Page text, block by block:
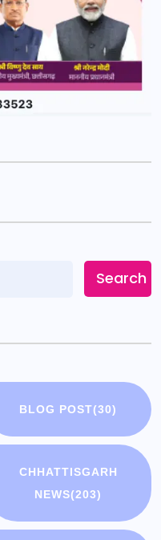
Search
BLOG POST(30)
CHHATTISGARH
NEWS(203)